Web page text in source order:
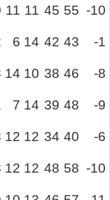
11 11 45 55 -10
6 14 42 43 -1
14 10 38 46 -8
7 14 39 48 -9
12 12 34 40 -6
12 12 48 58 -10